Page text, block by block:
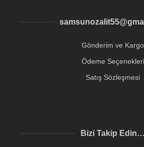
Gönderim ve Kargo
Ödeme Seçenekleri
Satış Sözleşmesi
Bizi Takip Edin…